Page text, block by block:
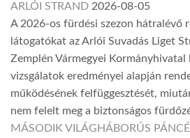
ARLÓI STRAND 2026-08-05
A 2026-os fürdési szezon hátralévő
látogatókat az Arlói Suvadás Liget
Zemplén Vármegyei
vizsgálatok eredményei alapján
működésének felfüggesztését,
nem felelt meg a biztonságos
MÁSODIK VILÁGHÁBORÚS